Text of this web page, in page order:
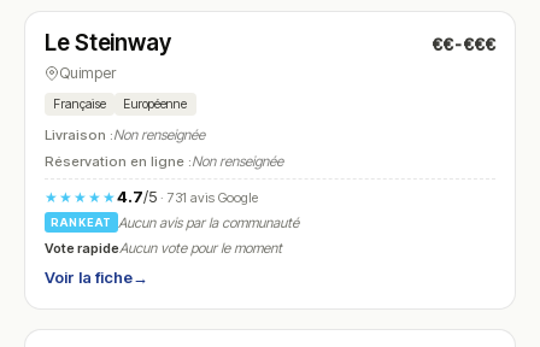
N° 28
Le Steinway €€-€€€
Quimper
Française Européenne
Livraison :Non renseignée
Réservation en ligne :Non renseignée
★★★★★4.7/5· 731 avis Google
RANKEAT
Aucun avis par la communauté
Vote rapideAucun vote pour le moment
Voir la fiche→